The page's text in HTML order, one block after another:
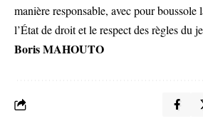
manière responsable, avec pour boussole
l’État de droit et le respect des règles du
Boris MAHOUTO